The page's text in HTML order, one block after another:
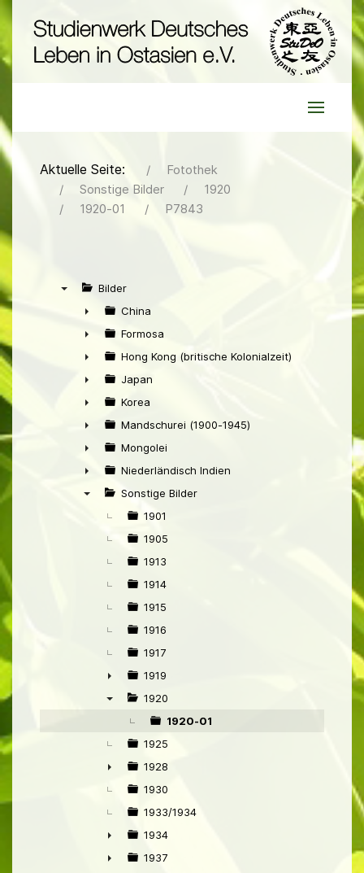
Aktuelle Seite:
Fotothek
Sonstige Bilder
1920
1920-01
P7843
Bilder
►
China
►
Formosa
►
Hong Kong (britische Kolonialzeit)
►
Japan
►
Korea
►
Mandschurei (1900-1945)
►
Mongolei
►
Niederländisch Indien
Sonstige Bilder
1901
1905
1913
1914
1915
1916
1917
►
1919
1920
1920-01
1925
►
1928
1930
1933/1934
►
1934
1937